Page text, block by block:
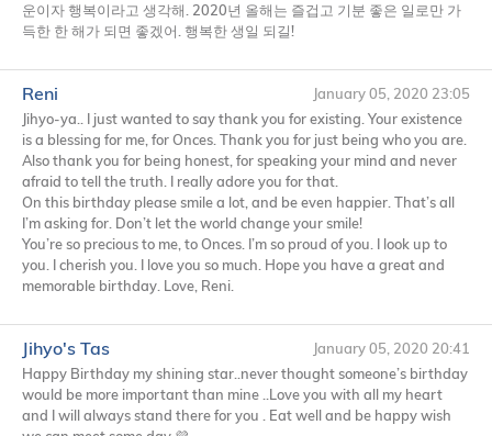
운이자 행복이라고 생각해. 2020년 올해는 즐겁고 기분 좋은 일로만 가
득한 한 해가 되면 좋겠어. 행복한 생일 되길!
Reni
January 05, 2020 23:05
Jihyo-ya.. I just wanted to say thank you for existing. Your existence
is a blessing for me, for Onces. Thank you for just being who you are.
Also thank you for being honest, for speaking your mind and never
afraid to tell the truth. I really adore you for that.
On this birthday please smile a lot, and be even happier. That’s all
I’m asking for. Don’t let the world change your smile!
You’re so precious to me, to Onces. I’m so proud of you. I look up to
you. I cherish you. I love you so much. Hope you have a great and
memorable birthday. Love, Reni.
Jihyo's Tas
January 05, 2020 20:41
Happy Birthday my shining star..never thought someone’s birthday
would be more important than mine ..Love you with all my heart
and I will always stand there for you . Eat well and be happy wish